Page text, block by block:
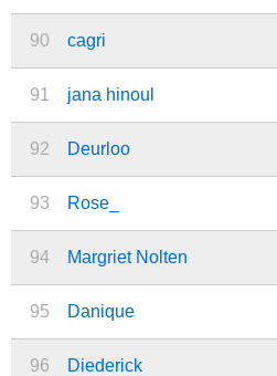
90 cagri
91 jana hinoul
92 Deurloo
93 Rose_
94 Margriet Nolten
95 Danique
96 Diederick